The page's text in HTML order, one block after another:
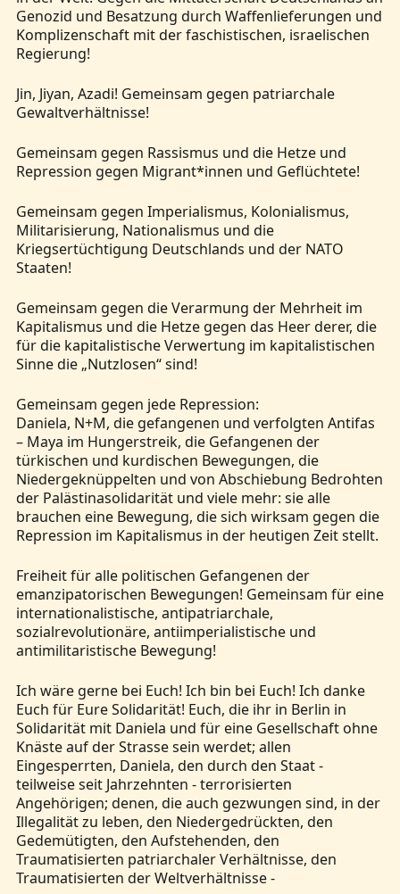
Genozid und Besatzung durch Waffenlieferungen und
Komplizenschaft mit der faschistischen, israelischen
Regierung!
Jin, Jiyan, Azadi! Gemeinsam gegen patriarchale
Gewaltverhältnisse!
Gemeinsam gegen Rassismus und die Hetze und
Repression gegen Migrant*innen und Geflüchtete!
Gemeinsam gegen Imperialismus, Kolonialismus,
Militarisierung, Nationalismus und die
Kriegsertüchtigung Deutschlands und der NATO
Staaten!
Gemeinsam gegen die Verarmung der Mehrheit im
Kapitalismus und die Hetze gegen das Heer derer, die
für die kapitalistische Verwertung im kapitalistischen
Sinne die „Nutzlosen“ sind!
Gemeinsam gegen jede Repression:
Daniela, N+M, die gefangenen und verfolgten Antifas
– Maya im Hungerstreik, die Gefangenen der
türkischen und kurdischen Bewegungen, die
Niedergeknüppelten und von Abschiebung Bedrohten
der Palästinasolidarität und viele mehr: sie alle
brauchen eine Bewegung, die sich wirksam gegen die
Repression im Kapitalismus in der heutigen Zeit stellt.
Freiheit für alle politischen Gefangenen der
emanzipatorischen Bewegungen! Gemeinsam für eine
internationalistische, antipatriarchale,
sozialrevolutionäre, antiimperialistische und
antimilitaristische Bewegung!
Ich wäre gerne bei Euch! Ich bin bei Euch! Ich danke
Euch für Eure Solidarität! Euch, die ihr in Berlin in
Solidarität mit Daniela und für eine Gesellschaft ohne
Knäste auf der Strasse sein werdet; allen
Eingesperrten, Daniela, den durch den Staat -
teilweise seit Jahrzehnten - terrorisierten
Angehörigen; denen, die auch gezwungen sind, in der
Illegalität zu leben, den Niedergedrückten, den
Gedemütigten, den Aufstehenden, den
Traumatisierten patriarchaler Verhältnisse, den
Traumatisierten der Weltverhältnisse -